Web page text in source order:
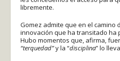
libremente.
Gomez admite que en el camino
innovación que ha transitado ha
Hubo momentos que, afirma,
“terquedad”y la “disciplina” lo